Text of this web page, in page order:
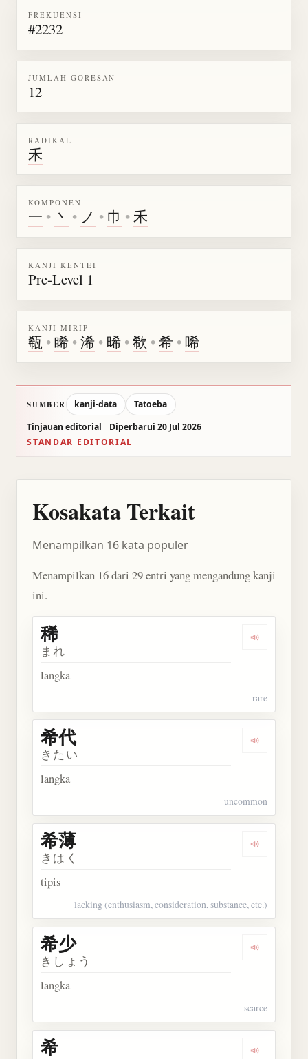
FREKUENSI
#2232
JUMLAH GORESAN
12
RADIKAL
禾
KOMPONEN
一 • 丶 • ノ • 巾 •禾
KANJI KENTEI
Pre-Level 1
KANJI MIRIP
瓻 •睎 •浠 • 晞 •欷 •希 •唏
SUMBER kanji-data
Tatoeba
Tinjauan editorial
Diperbarui 20 Jul 2026
STANDAR EDITORIAL
Kosakata Terkait
Menampilkan 16 kata populer
Menampilkan 16 dari 29 entri yang mengandung kanji
ini.
Dengarkan
稀
まれ
langka
rare
Dengarkan
希代
きたい
langka
uncommon
Dengarkan
希薄
きはく
tipis
lacking (enthusiasm, consideration, substance, etc.)
Dengarkan
希少
きしょう
langka
scarce
希